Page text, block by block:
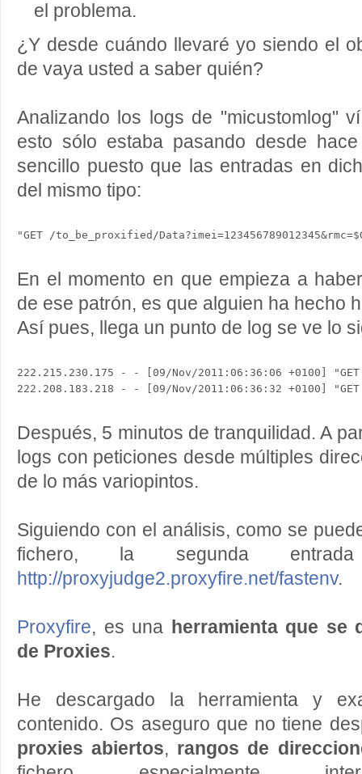
el problema.
¿Y desde cuándo llevaré yo siendo el
de vaya usted a saber quién?
Analizando los logs de "micustomlog"
esto sólo estaba pasando desde
sencillo puesto que las entradas en
del mismo tipo:
En el momento en que empieza a
de ese patrón, es que alguien ha hecho
Así pues, llega un punto de log se ve lo
222.215.230.175 - - [09/Nov/2011:06:36:06 +0100]
Después, 5 minutos de tranquilidad. A
logs con peticiones desde múltiples
de lo más variopintos.
Siguiendo con el análisis, como se
fichero, la segunda
http://proxyjudge2.proxyfire.net/fastenv.
Proxyfire, es una herramienta que se
de Proxies.
He descargado la herramienta y
contenido. Os aseguro que no tiene
proxies abiertos, rangos de